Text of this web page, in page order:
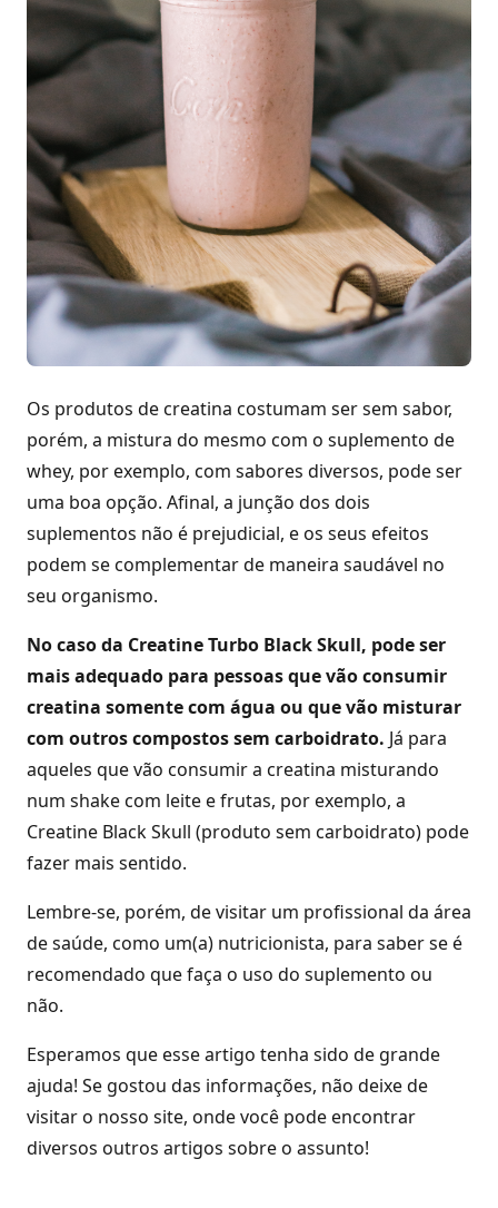
Os produtos de creatina costumam ser sem sabor,
porém, a mistura do mesmo com o suplemento de
whey, por exemplo, com sabores diversos, pode ser
uma boa opção. Afinal, a junção dos dois
suplementos não é prejudicial, e os seus efeitos
podem se complementar de maneira saudável no
seu organismo.
No caso da Creatine Turbo Black Skull, pode ser
mais adequado para pessoas que vão consumir
creatina somente com água ou que vão misturar
com outros compostos sem carboidrato. Já para
aqueles que vão consumir a creatina misturando
num shake com leite e frutas, por exemplo, a
Creatine Black Skull (produto sem carboidrato) pode
fazer mais sentido.
Lembre-se, porém, de visitar um profissional da área
de saúde, como um(a) nutricionista, para saber se é
recomendado que faça o uso do suplemento ou
não.
Esperamos que esse artigo tenha sido de grande
ajuda! Se gostou das informações, não deixe de
visitar o nosso site, onde você pode encontrar
diversos outros artigos sobre o assunto!